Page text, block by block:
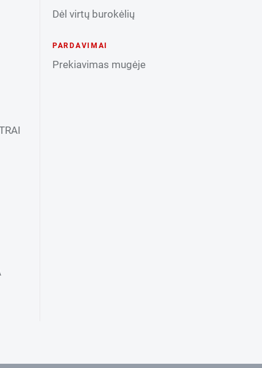
Dėl virtų burokėlių
PARDAVIMAI
Prekiavimas mugėje